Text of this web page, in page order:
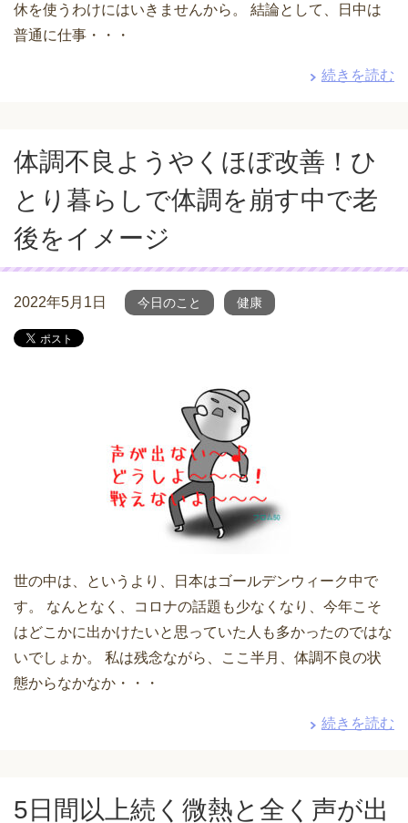
休を使うわけにはいきませんから。 結論として、日中は
普通に仕事・・・
続きを読む
体調不良ようやくほぼ改善！ひ
とり暮らしで体調を崩す中で老
後をイメージ
2022年5月1日 今日のこと 健康
世の中は、というより、日本はゴールデンウィーク中で
す。 なんとなく、コロナの話題も少なくなり、今年こそ
はどこかに出かけたいと思っていた人も多かったのではな
いでしょか。 私は残念ながら、ここ半月、体調不良の状
態からなかなか・・・
続きを読む
5日間以上続く微熱と全く声が出